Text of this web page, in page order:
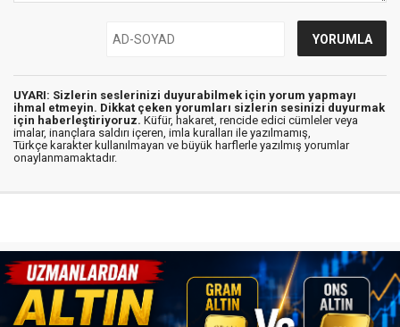
UYARI: Sizlerin seslerinizi duyurabilmek için yorum yapmayı
ihmal etmeyin. Dikkat çeken yorumları sizlerin sesinizi duyurmak
için haberleştiriyoruz. Küfür, hakaret, rencide edici cümleler veya
imalar, inançlara saldırı içeren, imla kuralları ile yazılmamış,
Türkçe karakter kullanılmayan ve büyük harflerle yazılmış yorumlar
onaylanmamaktadır.